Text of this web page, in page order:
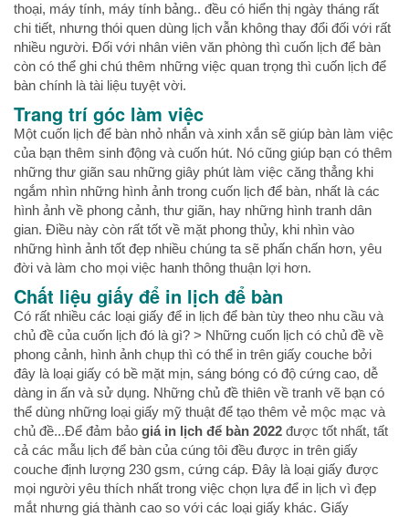
thoại, máy tính, máy tính bảng.. đều có hiển thị ngày tháng rất
chi tiết, nhưng thói quen dùng lịch vẫn không thay đổi đối với rất
nhiều người. Đối với nhân viên văn phòng thì cuốn lịch để bàn
còn có thể ghi chú thêm những việc quan trọng thì cuốn lịch để
bàn chính là tài liệu tuyệt vời.
Trang trí góc làm việc
Một cuốn lịch để bàn nhỏ nhắn và xinh xắn sẽ giúp bàn làm việc
của bạn thêm sinh động và cuốn hút. Nó cũng giúp bạn có thêm
những thư giãn sau những giây phút làm việc căng thẳng khi
ngắm nhìn những hình ảnh trong cuốn lịch để bàn, nhất là các
hình ảnh về phong cảnh, thư giãn, hay những hình tranh dân
gian. Điều này còn rất tốt về mặt phong thủy, khi nhìn vào
những hình ảnh tốt đẹp nhiều chúng ta sẽ phấn chấn hơn, yêu
đời và làm cho mọi việc hanh thông thuận lợi hơn.
Chất liệu giấy để in lịch để bàn
Có rất nhiều các loại giấy để in lịch để bàn tùy theo nhu cầu và
chủ đề của cuốn lịch đó là gì? > Những cuốn lịch có chủ đề về
phong cảnh, hình ảnh chụp thì có thể in trên giấy couche bởi
đây là loại giấy có bề mặt mịn, sáng bóng có độ cứng cao, dễ
dàng in ấn và sử dụng. Những chủ đề thiên về tranh vẽ bạn có
thể dùng những loại giấy mỹ thuật để tạo thêm vẻ mộc mạc và
chủ đề...Để đảm bảo giá in lịch để bàn 2022 được tốt nhất, tất
cả các mẫu lịch để bàn của cúng tôi đều được in trên giấy
couche định lượng 230 gsm, cứng cáp. Đây là loại giấy được
mọi người yêu thích nhất trong việc chọn lựa để in lịch vì đẹp
mắt nhưng giá thành cao so với các loại giấy khác. Giấy